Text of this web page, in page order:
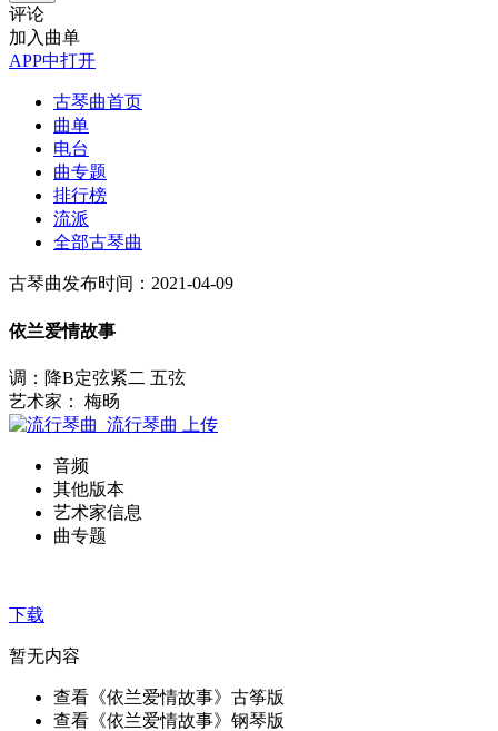
评论
加入曲单
APP中打开
古琴曲首页
曲单
电台
曲专题
排行榜
流派
全部古琴曲
古琴曲发布时间：2021-04-09
依兰爱情故事
调：降B定弦紧二 五弦
艺术家： 梅旸
流行琴曲
上传
音频
其他版本
艺术家信息
曲专题
下载
暂无内容
查看《依兰爱情故事》古筝版
查看《依兰爱情故事》钢琴版